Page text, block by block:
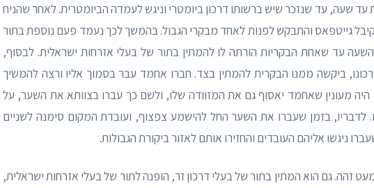
עד שעה, עד שנזכר שיש ברשותו דרכון ביומטרי וניגש לעמדה הביומטרית. לאחר שהניח
גייטפאס והתבקש לפנות לאחד מבקרי הגבול. בהמשך לכך נעמד פעם נוספת בתור
עד שאחת הבקריות הורתה לו להמתין בתור של בעלי אזרחות ישראלית. לבסוף,
ביקשה ממנו הבקרית להמתין בצד. חברו אחמד עבר בסמוך אליו ורצה להמשיך
היה מעונין שאחמד יאסוף גם את המזוודה שלו, ולשם כך עברו בצוותא את השער, על
לדבריו, בזמן שעברו את השער החל להישמע צפצוף, ועובדת המקום סימנה לשניים
ניגשו אליהם העובדים והחזירו אותם לאזור ביקורת הגבולות.
זהה. גם הוא המתין בתור של בעלי דרכון זר, הופנה לתור של בעלי אזרחות ישראלית,